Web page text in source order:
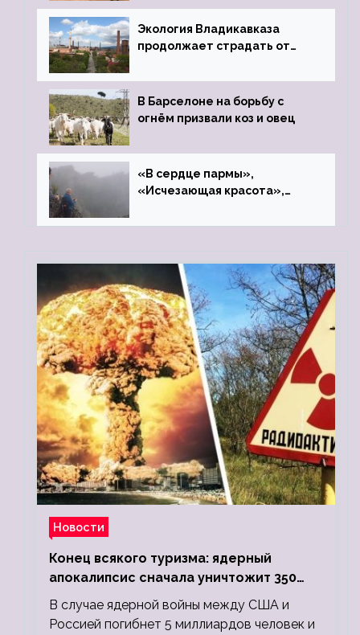
Экология Владикавказа
продолжает страдать от
В Барселоне на борьбу с
огнём призвали коз и овец
«В сердце пармы»,
«Исчезающая красота»,
Новости
Конец всякого туризма: ядерный
апокалипсис сначала уничтожит 350
миллионов, а потом 5 миллиардов
людей
В случае ядерной войны между США и
Россией погибнет 5 миллиардов человек и